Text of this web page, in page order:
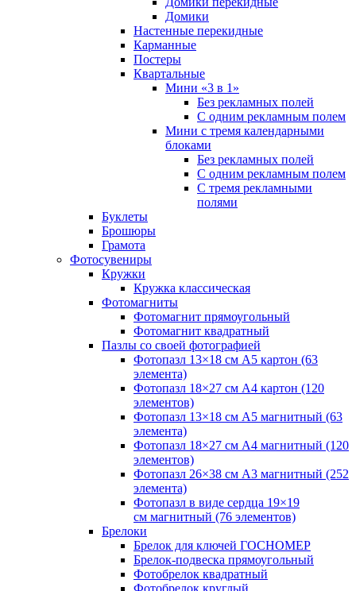
Домики
Настенные перекидные
Карманные
Постеры
Квартальные
Мини «3 в 1»
Без рекламных полей
С одним рекламным полем
Мини с тремя календарными
блоками
Без рекламных полей
С одним рекламным полем
С тремя рекламными
полями
Буклеты
Брошюры
Грамота
Фотосувениры
Кружки
Кружка классическая
Фотомагниты
Фотомагнит прямоугольный
Фотомагнит квадратный
Пазлы со своей фотографией
Фотопазл 13×18 см А5 картон (63
элемента)
Фотопазл 18×27 см А4 картон (120
элементов)
Фотопазл 13×18 см А5 магнитный (63
элемента)
Фотопазл 18×27 см А4 магнитный (120
элементов)
Фотопазл 26×38 см А3 магнитный (252
элемента)
Фотопазл в виде сердца 19×19
см магнитный (76 элементов)
Брелоки
Брелок для ключей ГОСНОМЕР
Брелок-подвеска прямоугольный
Фотобрелок квадратный
Фотобрелок круглый